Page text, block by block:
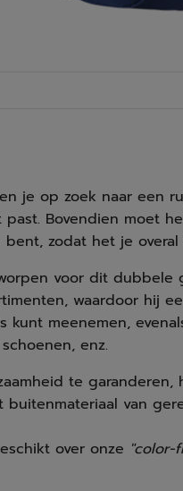
je op zoek naar een
Bovendien moet
zodat het je overal
voor dit
waardoor hij
meenemen,
enz.
te
van
over onze "color-